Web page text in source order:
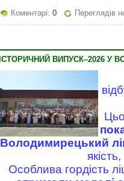
Коментарі: 0 Переглядів
ІСТОРИЧНИЙ ВИПУСК–2026 У
Володимирецький
Особлива гордість